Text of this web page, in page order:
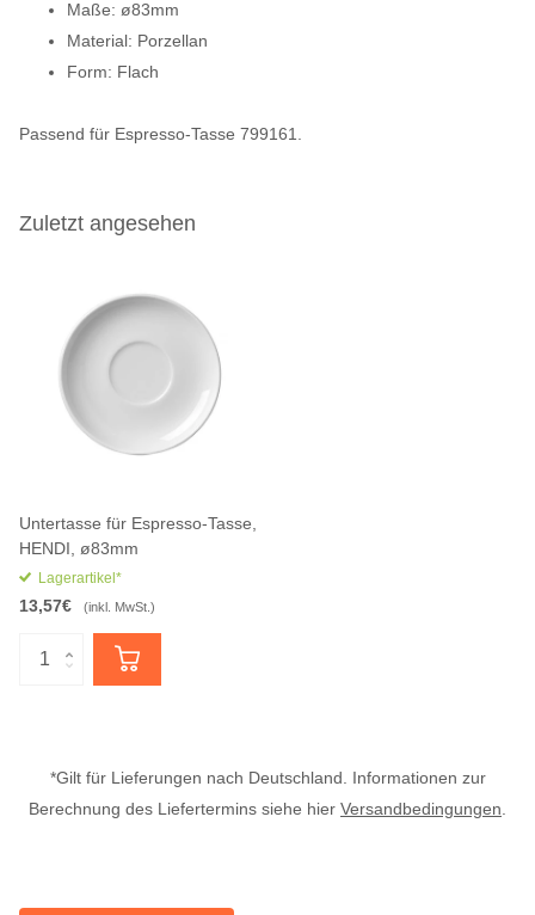
Maße: ø83mm
Material: Porzellan
Form: Flach
Passend für Espresso-Tasse 799161.
Zuletzt angesehen
Untertasse für Espresso-Tasse,
HENDI, ø83mm
Lagerartikel*
13,57€ (inkl. MwSt.)
*Gilt für Lieferungen nach Deutschland. Informationen zur
Berechnung des Liefertermins siehe hier Versandbedingungen.